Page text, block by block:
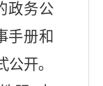
政务公
手册和
公开｡